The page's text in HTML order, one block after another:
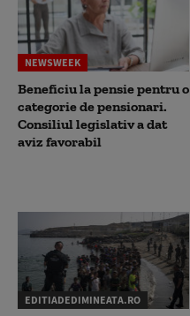
NEWSWEEK
Beneficiu la pensie pentru o
categorie de pensionari.
Consiliul legislativ a dat
aviz favorabil
EDITIADEDIMINEATA.RO